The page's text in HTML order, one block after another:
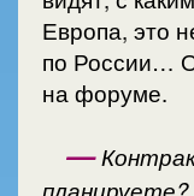
Европа, это
по России…
на форуме.
—